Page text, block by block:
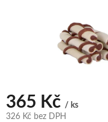
365 Kč / ks
326 Kč bez DPH